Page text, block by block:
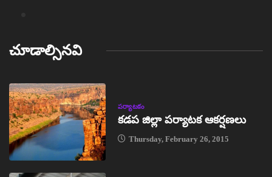
చూడాల్సినవి
పర్యాటకం
కడప జిల్లా పర్యాటక ఆకర్షణలు
Thursday, February 26, 2015